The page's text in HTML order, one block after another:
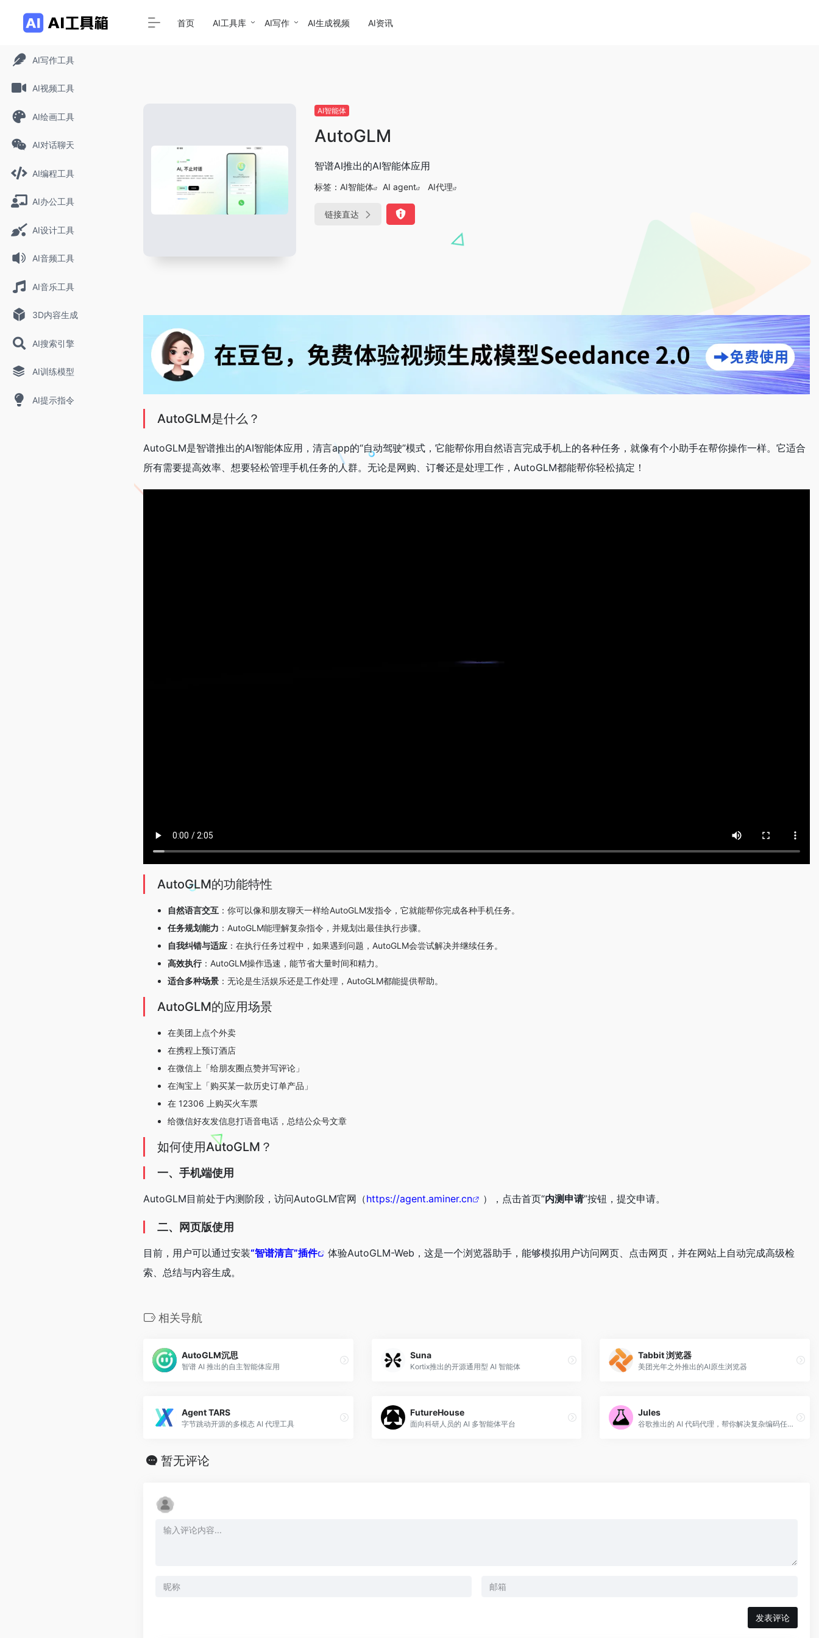
AI写作工具
AI视频工具
AI绘画工具
AI对话聊天
AI编程工具
AI办公工具
AI设计工具
AI音频工具
AI音乐工具
3D内容生成
AI搜索引擎
AI训练模型
AI提示指令
首页 AI工具库 AI写作 AI生成视频 AI资讯
AI智能体
AutoGLM
智谱AI推出的AI智能体应用
标签： AI智能体 AI agent AI代理
链接直达
AutoGLM是什么？
AutoGLM是智谱推出的AI智能体应用，清言app的“自动驾驶”模式，它能帮你用自然语言完成手机上的各种任务，就像有个小助手在帮你操作一样。它适合
所有需要提高效率、想要轻松管理手机任务的人群。无论是网购、订餐还是处理工作，AutoGLM都能帮你轻松搞定！
AutoGLM的功能特性
自然语言交互 ：你可以像和朋友聊天一样给AutoGLM发指令，它就能帮你完成各种手机任务。
任务规划能力 ：AutoGLM能理解复杂指令，并规划出最佳执行步骤。
自我纠错与适应 ：在执行任务过程中，如果遇到问题，AutoGLM会尝试解决并继续任务。
高效执行：AutoGLM操作迅速，能节省大量时间和精力。
适合多种场景 ：无论是生活娱乐还是工作处理，AutoGLM都能提供帮助。
AutoGLM的应用场景
在美团上点个外卖
在携程上预订酒店
在微信上「给朋友圈点赞并写评论」
在淘宝上「购买某一款历史订单产品」
在 12306 上购买火车票
给微信好友发信息打语音电话，总结公众号文章
如何使用AutoGLM？
一、手机端使用
AutoGLM目前处于内测阶段，访问AutoGLM官网（https://agent.aminer.cn ），点击首页“内测申请”按钮，提交申请。
二、网页版使用
目前，用户可以通过安装“智谱清言”插件
体验AutoGLM-Web，这是一个浏览器助手，能够模拟用户访问网页、点击网页，并在网站上自动完成高级检
索、总结与内容生成。
相关导航
AutoGLM沉思
智谱 AI 推出的自主智能体应用
Suna
Kortix推出的开源通用型 AI 智能体
Tabbit 浏览器
美团光年之外推出的AI原生浏览器
Agent TARS
字节跳动开源的多模态 AI 代理工具
FutureHouse
面向科研人员的 AI 多智能体平台
Jules
谷歌推出的 AI 代码代理，帮你解决复杂编码任务，提升开发效率
暂无评论
发表评论